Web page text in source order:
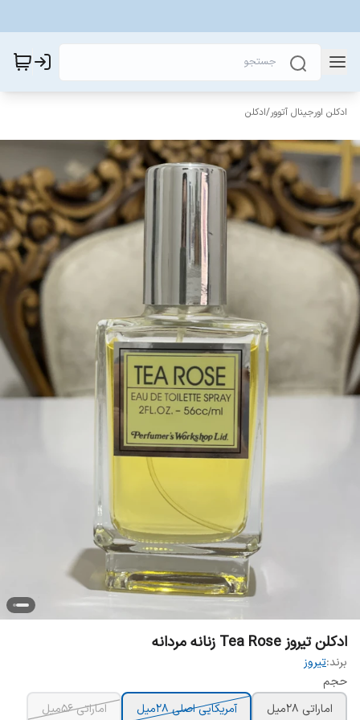
ادکلن اورجینال آتوور/ادکلن
ادکلن تیروز Tea Rose زنانه مردانه
برند:تیروز
حجم
اماراتی 28میل
آمریکایی اصلی 28میل اماراتی 56میل